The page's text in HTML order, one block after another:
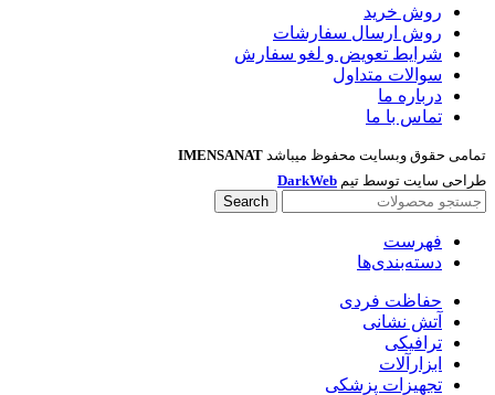
روش خرید
روش ارسال سفارشات
شرایط تعویض و لغو سفارش
سوالات متداول
درباره ما
تماس با ما
تمامی حقوق وبسایت محفوظ میباشد IMENSANAT
طراحی سایت توسط تیم DarkWeb
Search
فهرست
دسته‌بندی‌ها
حفاظت فردی
آتش نشانی
ترافیکی
ابزارآلات
تجهیزات پزشکی